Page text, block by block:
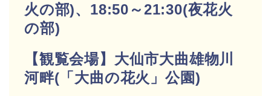
火の部)、18:50～21:30(夜花火
の部)
【観覧会場】大仙市大曲雄物川
河畔(「大曲の花火」公園)